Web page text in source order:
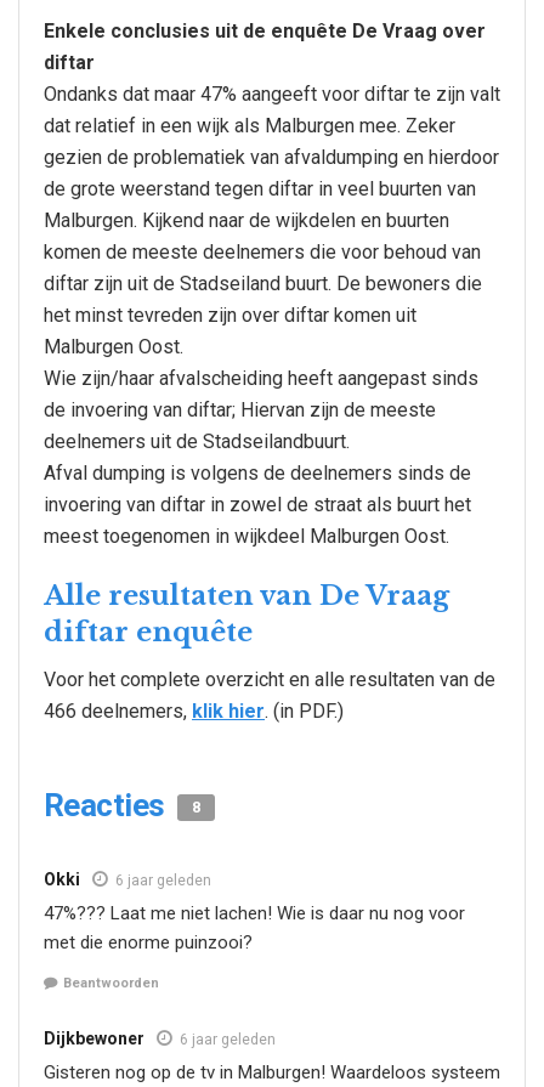
Enkele conclusies uit de enquête De Vraag over
diftar
Ondanks dat maar 47% aangeeft voor diftar te zijn valt
dat relatief in een wijk als Malburgen mee. Zeker
gezien de problematiek van afvaldumping en hierdoor
de grote weerstand tegen diftar in veel buurten van
Malburgen. Kijkend naar de wijkdelen en buurten
komen de meeste deelnemers die voor behoud van
diftar zijn uit de Stadseiland buurt. De bewoners die
het minst tevreden zijn over diftar komen uit
Malburgen Oost.
Wie zijn/haar afvalscheiding heeft aangepast sinds
de invoering van diftar; Hiervan zijn de meeste
deelnemers uit de Stadseilandbuurt.
Afval dumping is volgens de deelnemers sinds de
invoering van diftar in zowel de straat als buurt het
meest toegenomen in wijkdeel Malburgen Oost.
Alle resultaten van De Vraag
diftar enquête
Voor het complete overzicht en alle resultaten van de
466 deelnemers, klik hier. (in PDF.)
Reacties 8
Okki 6 jaar geleden
47%??? Laat me niet lachen! Wie is daar nu nog voor
met die enorme puinzooi?
Beantwoorden
Dijkbewoner 6 jaar geleden
Gisteren nog op de tv in Malburgen! Waardeloos systeem